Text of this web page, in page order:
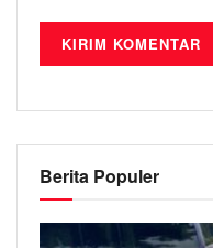
Berita Populer